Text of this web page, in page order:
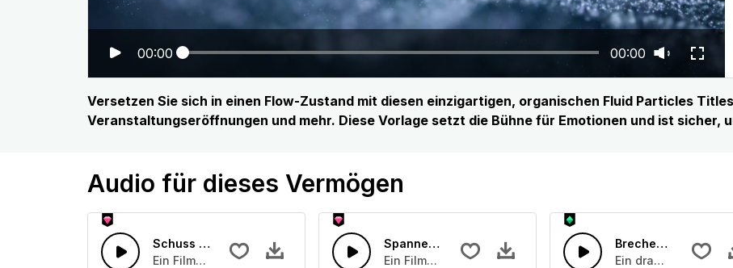
00:00 00:00
Versetzen Sie sich in einen Flow-Zustand mit diesen einzigartigen, organischen Fluid Particles
Veranstaltungseröffnungen und mehr. Diese Vorlage setzt die Bühne für Emotionen und ist sicher,
Audio für dieses Vermögen
Schuss aus nächster Nähe Echo Film Effekt
Ein Film-Soundeffekt
Spannender Schockexplosion Filmton
Ein Film-Soundeffekt
Brechendes
Ein dramatisches